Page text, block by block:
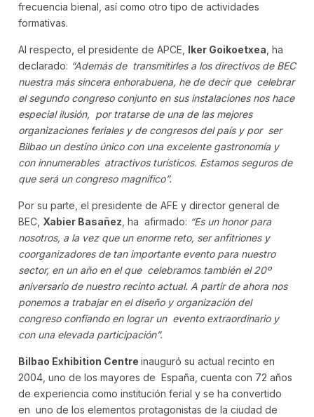
frecuencia bienal, así como otro tipo de actividades
formativas.
Al respecto, el presidente de APCE, Iker Goikoetxea , ha
declarado: “Además de transmitirles a los directivos de BEC
nuestra más sincera enhorabuena, he de decir que celebrar
el segundo congreso conjunto en sus instalaciones nos hace
especial ilusión, por tratarse de una de las mejores
organizaciones feriales y de congresos del país y por ser
Bilbao un destino único con una excelente gastronomía y
con innumerables atractivos turísticos. Estamos seguros de
que será un congreso magnífico”.
Por su parte, el presidente de AFE y director general de
BEC, Xabier Basañez , ha afirmado: “Es un honor para
nosotros, a la vez que un enorme reto, ser anfitriones y
coorganizadores de tan importante evento para nuestro
sector, en un año en el que celebramos también el 20º
aniversario de nuestro recinto actual. A partir de ahora nos
ponemos a trabajar en el diseño y organización del
congreso confiando en lograr un evento extraordinario y
con una elevada participación”.
Bilbao Exhibition Centre inauguró su actual recinto en
2004, uno de los mayores de España, cuenta con 72 años
de experiencia como institución ferial y se ha convertido
en uno de los elementos protagonistas de la ciudad de